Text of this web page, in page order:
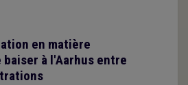
en matière
à l'Aarhus entre